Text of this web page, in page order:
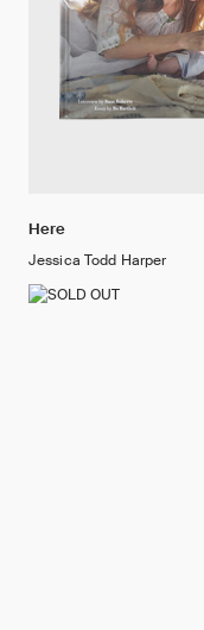
Here
Jessica Todd Harper